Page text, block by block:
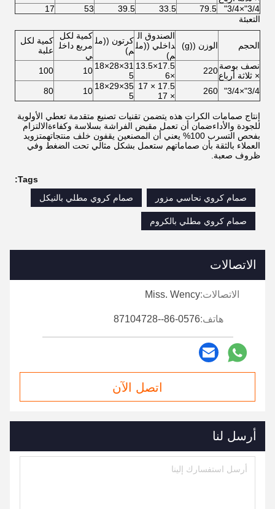
3/4"×3/4"
79.5
33.5
39.5
53
17
التعبئة
الحجم الوزن ((g)
الصندوق ال
داخلي ((مل
م)
كرتون ((مل
م)
كمية لكل
مربع داخل
ي
كمية لكل
علبة
نصف بوصة
× ثلاثة أرباع220
17.5×13.5
×6
31×28×18
5
10
100
3/4"×3/4"
260
17.5 × 17
× 17
35×29×18
5
10
80
إنتاج صمامات الكرات هذه يتضمن تقنيات تصنيع متقدمة تعطي الأولوية
للجودة والأداءضمان أن تعمل مقبض الفراشة بسلاسة وكفاءةالالتزام
بفحص التسرب 100% يعني أن المصنعين يقفون خلف منتجاتهمتزويد
العملاء بالثقة بأن صماماتهم ستعمل بشكل مثالي تحت الضغط وفي
ظروف صعبة.
Tags:
صمام كروي نحاسي مزور
صمام كروي مطلي بالنيكل
صمام كروي مطلي بالكروم
الاتصالات
الاتصالات:Miss. Wency
هاتف:86-0576--87104728
اتصل الآن
أرسل لنا